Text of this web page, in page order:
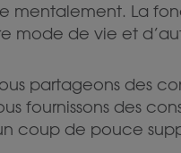
mentalement. La
mode de vie et
partageons des
fournissons des
coup de pouce